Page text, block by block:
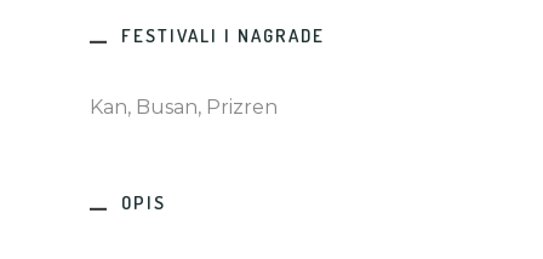
FESTIVALI I NAGRADE
Kan, Busan, Prizren
OPIS